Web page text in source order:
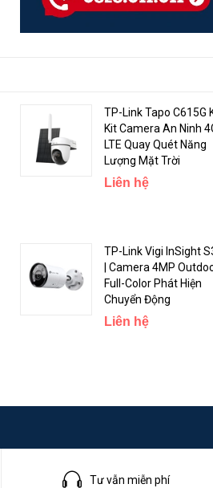
TP-Link Tapo C615G
Kit Camera An Ninh
LTE Quay Quét Năng
Lượng Mặt Trời
Liên hệ
TP-Link Vigi InSight
| Camera 4MP
Full-Color Phát Hiện
Chuyển Động
Liên hệ
Tư vẫn miễn phí